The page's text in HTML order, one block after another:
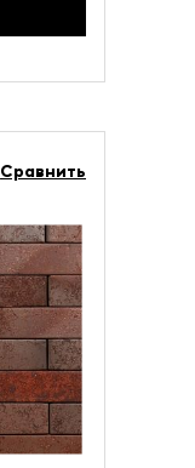
Сравнить